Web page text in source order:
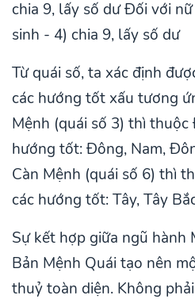
chia 9, lấy số dư Đối với
sinh - 4) chia 9, lấy số dư
Từ quái số, ta xác định
các hướng tốt xấu tương
Mệnh (quái số 3) thì
hướng tốt: Đông, Nam,
Càn Mệnh (quái số 6) thì
các hướng tốt: Tây, Tây
Sự kết hợp giữa ngũ hành
Bản Mệnh Quái tạo nên
thuỷ toàn diện. Không